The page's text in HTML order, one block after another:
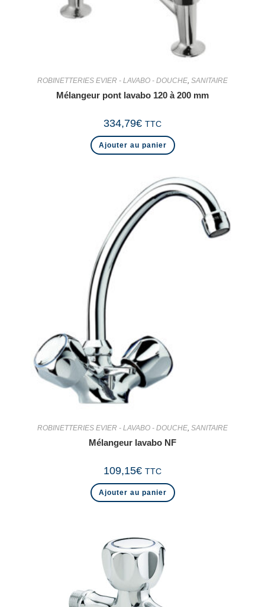
ROBINETTERIES EVIER - LAVABO - DOUCHE, SANITAIRE
Mélangeur pont lavabo 120 à 200 mm
334,79€ TTC
Ajouter au panier
ROBINETTERIES EVIER - LAVABO - DOUCHE, SANITAIRE
Mélangeur lavabo NF
109,15€ TTC
Ajouter au panier